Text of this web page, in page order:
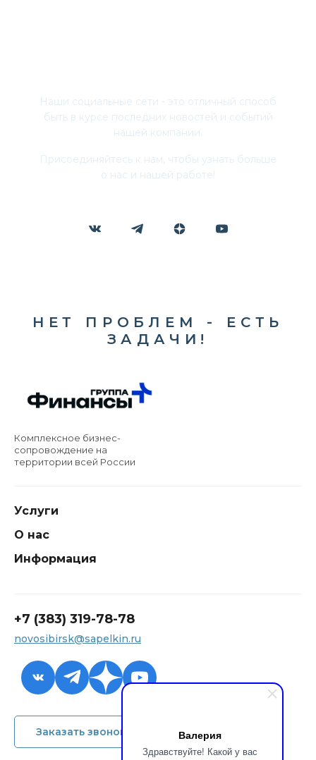
Валерия
Здравствуйте! Какой у вас
+7 (383) 319-78-78
novosibirsk@sapelkin.ru
Наши социальные сети - это отличный способ
быть в курсе последних новостей и событий
нашей компании.
Присоединяйтесь к нам, чтобы узнать больше
о нас и нашей работе!
НЕТ ПРОБЛЕМ - ЕСТЬ
ЗАДАЧИ!
Комплексное бизнес-
сопровождение на
территории всей России
Услуги
О нас
Информация
+7 (383) 319-78-78
novosibirsk@sapelkin.ru
Заказать звонок